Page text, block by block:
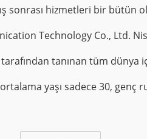
sonrası hizmetleri bir
Technology Co., Ltd.
tanınan tüm dünya
yaşı sadece 30, genç